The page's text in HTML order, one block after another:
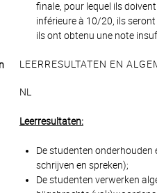
finale, pour lequel ils
inférieure à 10/20, ils
ils ont obtenu une note
LEERRESULTATEN EN
NL
Leerresultaten:
De studenten
schrijven en spreken);
De studenten verwerken